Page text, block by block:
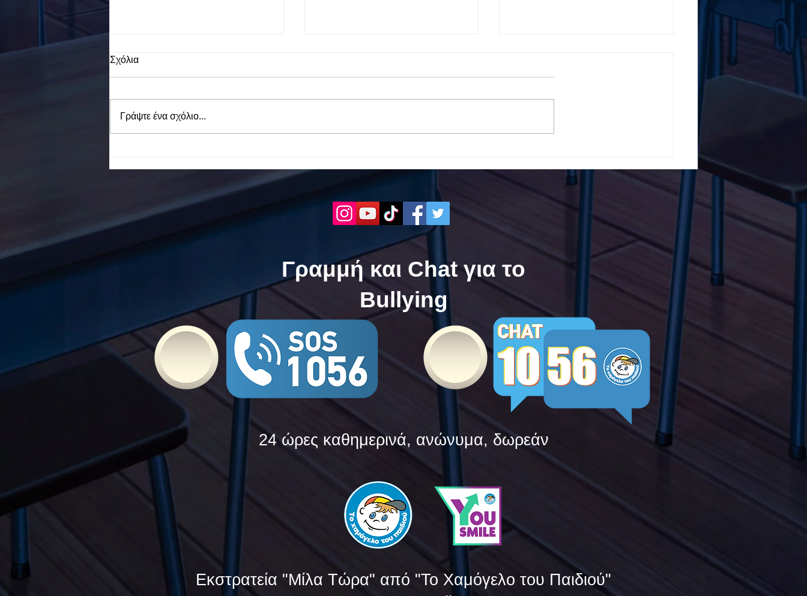
Τώρα" όλα τα σχολεία της
Ελλάδας ενώνουν τις
δυνάμεις τους ενάντια στο
Τώρα" όλα τα σχολεία της
Ελλάδας ενώνουν τις
δυνάμεις τους ενάντια στο
| Μίλα Τώρα. Με σύνθημα
της Ελλάδας ενώνουν τις
δυνάμεις τους ενάντια στο
Σχόλια
Γράψτε ένα σχόλιο...
Γραμμή και Chat για το
Bullying
24 ώρες καθημερινά, ανώνυμα, δωρεάν
Εκστρατεία "Μίλα Τώρα" από "Το Χαμόγελο του Παιδιού"